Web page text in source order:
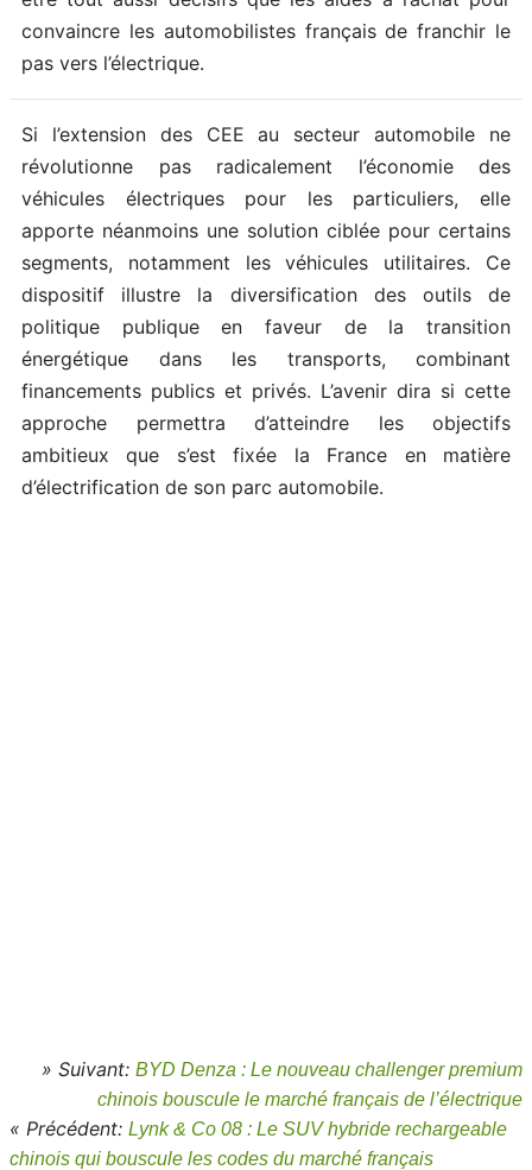
convaincre les automobilistes français de franchir le
pas vers l’électrique.
Si l’extension des CEE au secteur automobile ne
révolutionne pas radicalement l’économie des
véhicules électriques pour les particuliers, elle
apporte néanmoins une solution ciblée pour certains
segments, notamment les véhicules utilitaires. Ce
dispositif illustre la diversification des outils de
politique publique en faveur de la transition
énergétique dans les transports, combinant
financements publics et privés. L’avenir dira si cette
approche permettra d’atteindre les objectifs
ambitieux que s’est fixée la France en matière
d’électrification de son parc automobile.
» Suivant: BYD Denza : Le nouveau challenger premium
chinois bouscule le marché français de l’électrique
« Précédent: Lynk & Co 08 : Le SUV hybride rechargeable
chinois qui bouscule les codes du marché français